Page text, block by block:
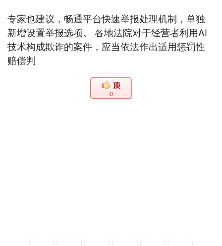
专家也建议，畅通平台快速举报处理机制，单独
新增设置举报选项。 各地法院对于经营者利用AI
技术构成欺诈的案件，应当依法作出适用惩罚性
赔偿判
0